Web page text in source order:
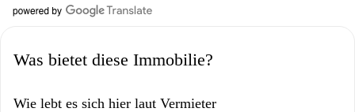
Was bietet diese Immobilie?
Wie lebt es sich hier laut Vermieter